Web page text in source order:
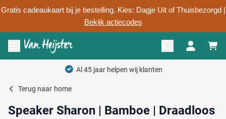
Gratis cadeaukaart bij je bestelling. Kies: Dagje Uit of Thuisbezorgd |
Bekijk actiecodes
Ga naar de inhoud
Menu openen
Al 45 jaar helpen wij klanten
Terug naar home
Speaker Sharon | Bamboe | Draadloos